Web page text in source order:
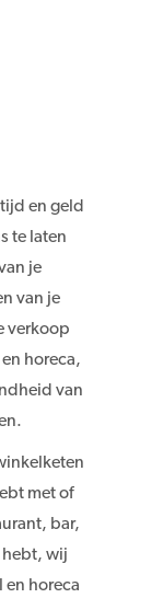
en geld
te laten
je
van je
verkoop
horeca,
van
met of
bar,
hebt, wij
en horeca